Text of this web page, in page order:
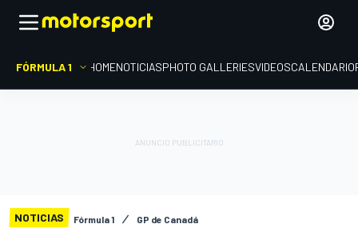
FÓRMULA 1 HOMENOTICIASPHOTO GALLERIESVIDEOSCALENDARIO
NOTICIAS Fórmula 1 GP de Canadá